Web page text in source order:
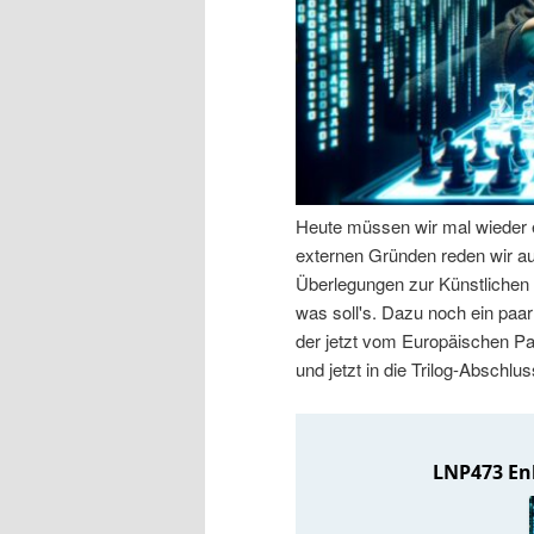
n
I
n
a
l
t
r
e
n
n
h
a
Heute müssen wir mal
externen Gründen reden wir
Überlegungen zur
was soll's. Dazu noch ein
der jetzt vom Europäischen
und jetzt in die Trilog-